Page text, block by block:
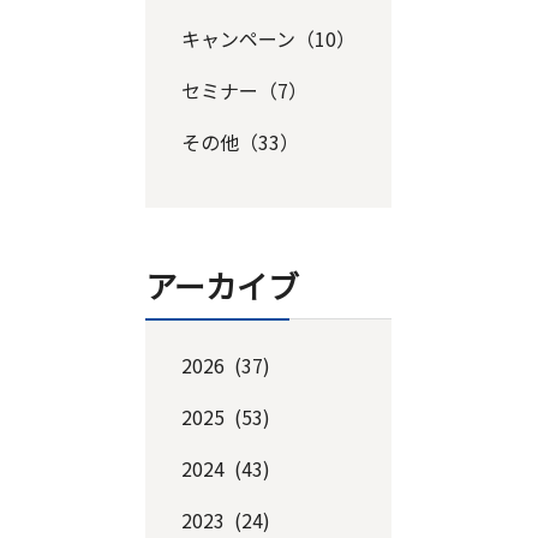
キャンペーン（10）
セミナー（7）
その他（33）
アーカイブ
2026 (37)
2025 (53)
2024 (43)
2023 (24)